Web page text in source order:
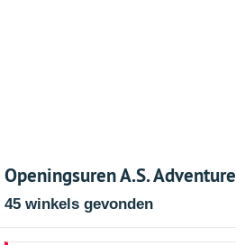
Openingsuren A.S. Adventure
45 winkels gevonden